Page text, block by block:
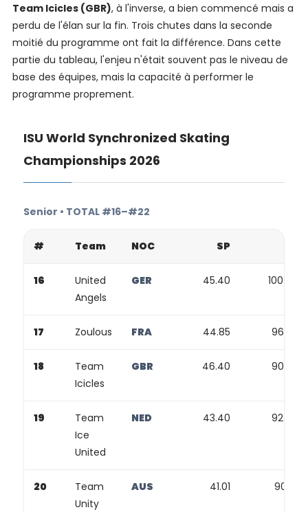
Team Icicles (GBR), à l'inverse, a bien commencé mais a
perdu de l'élan sur la fin. Trois chutes dans la seconde
moitié du programme ont fait la différence. Dans cette
partie du tableau, l'enjeu n'était souvent pas le niveau de
base des équipes, mais la capacité à performer le
programme proprement.
ISU World Synchronized Skating
Championships 2026
Senior • TOTAL #16–#22
# Team NOC SP
16
United
Angels
GER 45.40 100.98
17 Zoulous FRA 44.85 96.26
18
Team
Icicles
GBR 46.40 90.82
19
Team
Ice
United
NED 43.40 92.78
20
Team
Unity
AUS 41.01 90.17